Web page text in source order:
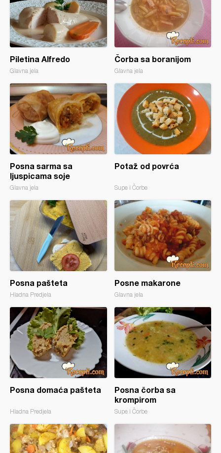
Piletina Alfredo
Glavna jela
Čorba sa boranijom
Glavna jela
Posna sarma sa
ljuspicama soje
Glavna jela
Potaž od povrća
Supe i Čorbe
Posna pašteta
Hladna Predjela
Posne makarone
Glavna jela
Posna domaća pašteta
Hladna Predjela
Posna čorba sa
krompirom
Supe i Čorbe